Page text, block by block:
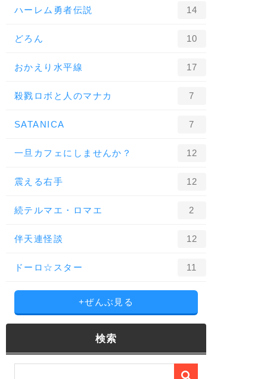
ハーレム勇者伝説 14
どろん 10
おかえり水平線 17
殺戮ロボと人のマナカ 7
SATANICA 7
一旦カフェにしませんか？ 12
震える右手 12
続テルマエ・ロマエ 2
伴天連怪談 12
ドーロ☆スター 11
+ぜんぶ見る
検索